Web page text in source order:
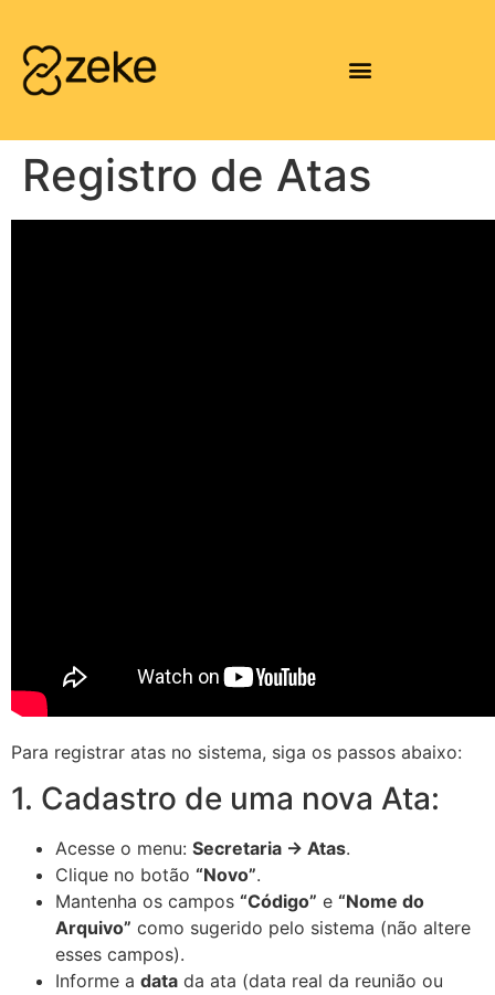
Registro de Atas
Para registrar atas no sistema, siga os passos abaixo:
1. Cadastro de uma nova Ata:
Acesse o menu: Secretaria → Atas.
Clique no botão “Novo”.
Mantenha os campos “Código” e “Nome do
Arquivo” como sugerido pelo sistema (não altere
esses campos).
Informe a data da ata (data real da reunião ou